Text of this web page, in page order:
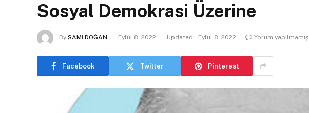
Sosyal Demokrasi Üzerine
By SAMİ DOĞAN Eylül 8, 2022 Updated: Eylül 8, 2022 Yorum yapılmamış
Facebook Twitter Pinterest